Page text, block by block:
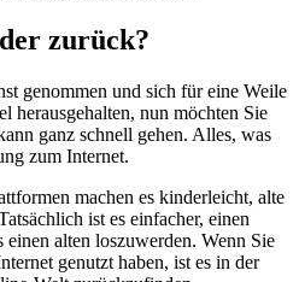
zurück?
genommen und sich für eine Weile
herausgehalten, nun möchten Sie
ganz schnell gehen. Alles, was
zum Internet.
machen es kinderleicht, alte
ist es einfacher, einen
einen alten loszuwerden. Wenn Sie
genutzt haben, ist es in der